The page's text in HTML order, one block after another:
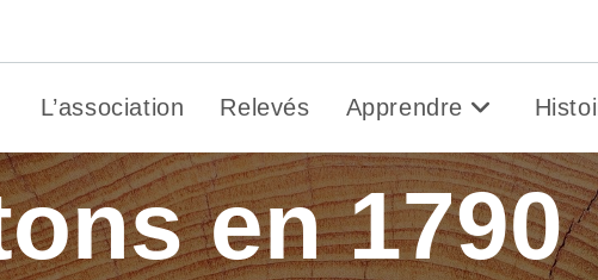
L’association Relevés Apprendre
en 1790